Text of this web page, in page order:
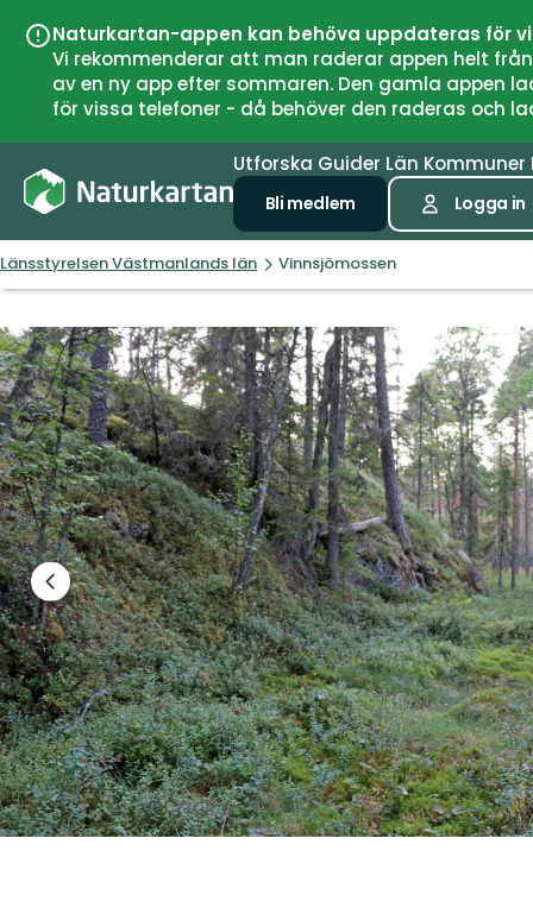
Naturkartan-appen kan behöva uppdateras för
Vi rekommenderar att man raderar appen helt
av en ny app efter sommaren. Den gamla
för vissa telefoner - då behöver den raderas och
Utforska Guider Län Kommuner
Bli medlem Logga in
Länsstyrelsen Västmanlands län Vinnsjömossen
Föregående
bild